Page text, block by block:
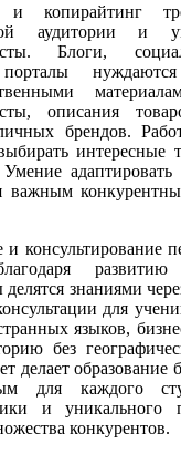
и копирайтинг
аудитории и
Блоги,
описания
брендов.
интересные
важным
и консультирование
развитию
знаниями
для
языков,
без
делает
для каждого
и уникального
конкурентов.